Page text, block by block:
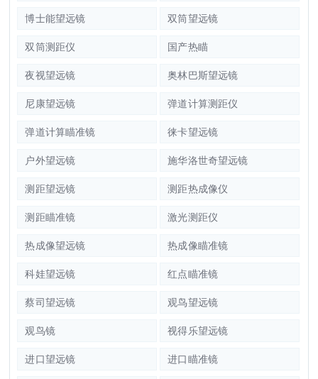
博士能望远镜 双筒望远镜
双筒测距仪 国产热瞄
夜视望远镜 奥林巴斯望远镜
尼康望远镜 弹道计算测距仪
弹道计算瞄准镜 徕卡望远镜
户外望远镜 施华洛世奇望远镜
测距望远镜 测距热成像仪
测距瞄准镜 激光测距仪
热成像望远镜 热成像瞄准镜
科娃望远镜 红点瞄准镜
蔡司望远镜 观鸟望远镜
观鸟镜 视得乐望远镜
进口望远镜 进口瞄准镜